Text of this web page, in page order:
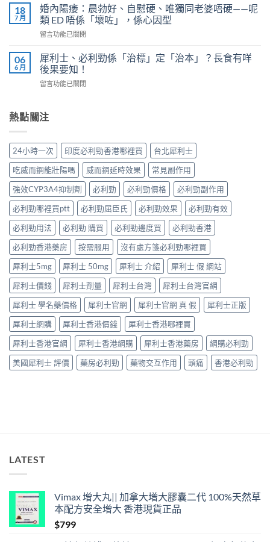
完
整
南：
港
男
性
的
正
用
法〉
中
4
個
信
號
我
評
＋
用
效
全
指
南，
香
港
男
性
必
讀〉
中
凍
威
而
鋼
犀
利
士
長
較：
適
合
「長
期
管
理」？〉
中
18
7 月
婚內陽痿：晨勃好、自慰硬、唯獨同老婆唔硬——呢
類 ED 唔係「壞咗」，係心因型
在
內
陽
痿：
晨
自
獨
同
老
婆
唔
硬
——
呢
類
ED
唔
係
「壞
咗」，
係
心
因
型〉
中
留言功能已關閉
06
6 月
犀利士、必利勁係「治標」定「治本」？長食有咩
後果要知！
在
士、
必
勁
「治
標」
定
「治
本」？
長
食
有
咩
後
果
要
知！〉
中
留言功能已關閉
熱點關注
24小時一次 印度必利勁香港哪裡買
台北犀利士
吃威而鋼能壯陽嗎
威而鋼延時效果
常見副作用
強效CYP3A4抑制劑
必利勁 必利勁價格
必利勁副作用
必利勁哪裡買ptt
必利勁屈臣氏 必利勁效果
必利勁有效
必利勁用法
必利勁 購買 必利勁邊度買
必利勁香港
必利勁香港藥房
按需服用
沒有處方箋必利勁哪裡買
犀利士5mg
犀利士 50mg 犀利士 介紹
犀利士 假 網站
犀利士價錢
犀利士劑量 犀利士台灣
犀利士台灣官網
犀利士 學名藥價格
犀利士官網 犀利士官網 真 假
犀利士正版
犀利士網購
犀利士香港價錢
犀利士香港哪裡買
犀利士香港官網
犀利士香港網購 犀利士香港藥房
網購必利勁
美國犀利士 評價
藥房必利勁 藥物交互作用 頭痛 香港必利勁
LATEST
Vimax 增大丸|| 加拿大增大膠囊二代 100%天然草
本配方安全增大 香港現貨正品
$799